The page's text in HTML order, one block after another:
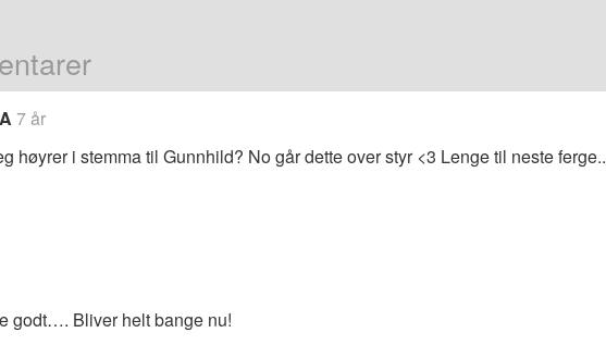
7 år
høyrer i stemma til Gunnhild? No går dette over styr <3 Lenge til neste ferge..
godt…. Bliver helt bange nu!